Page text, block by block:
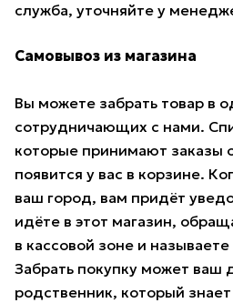
служба, уточняйте у
Самовывоз из магазина
Вы можете забрать товар в
сотрудничающих с нами.
которые принимают заказы
появится у вас в корзине.
ваш город, вам придёт
идёте в этот магазин,
в кассовой зоне и
Забрать покупку может ваш
родственник, который